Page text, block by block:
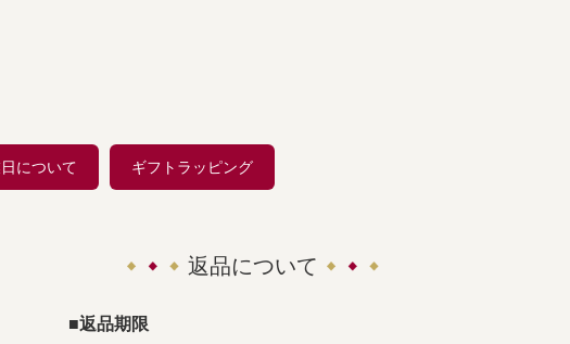
について ギフトラッピング
返品について
■返品期限